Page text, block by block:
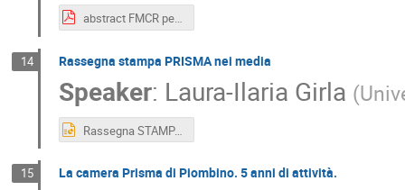
abstract FMCR per PRISMA DAYS 2025.pdf
14 Rassegna stampa PRISMA nei media
Speaker: Laura-Ilaria Girla (
Rassegna STAMPA PRISMA NEI MEDIA- LAURA ILARIA GIRLA (1).pptx
15 La camera Prisma di Piombino. 5 anni di attività.